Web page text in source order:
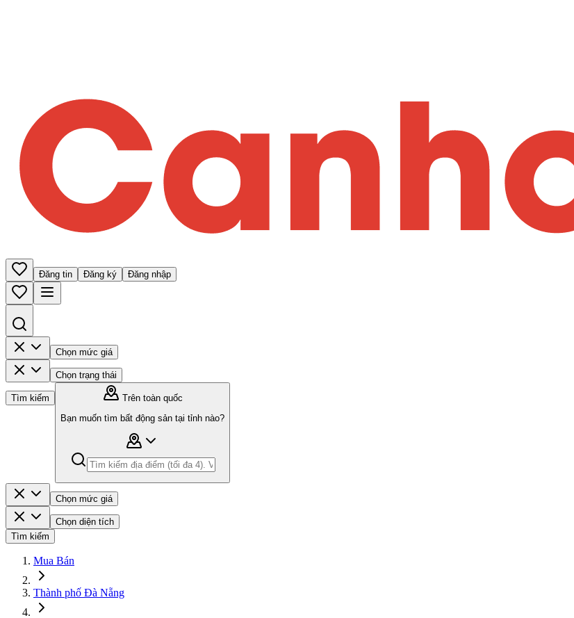
Đăng tin Đăng ký Đăng nhập
Chọn mức giá
Chọn trạng thái
Tìm kiếm
Trên toàn quốc
Bạn muốn tìm bất động sản tại tỉnh nào?
Chọn mức giá
Chọn diện tích
Tìm kiếm
Mua Bán
Thành phố Đà Nẵng